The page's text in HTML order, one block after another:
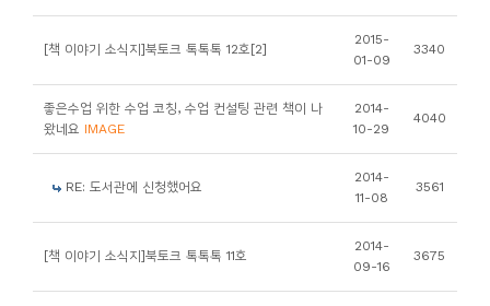
[책 이야기 소식지]북토크 톡톡톡 12호[2]
2015-
01-09
3340
좋은수업 위한 수업 코칭, 수업 컨설팅 관련 책이 나
왔네요 IMAGE
2014-
10-29
4040
RE: 도서관에 신청했어요
2014-
11-08
3561
[책 이야기 소식지]북토크 톡톡톡 11호
2014-
09-16
3675